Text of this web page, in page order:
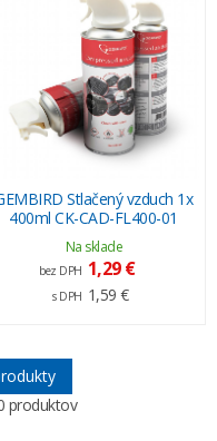
Stlačený vzduch 1x
400ml CK-CAD-FL400-01
Na sklade
bez DPH 1,29 €
s DPH 1,59 €
produktov